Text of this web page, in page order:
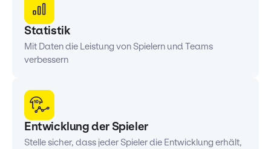
Statistik
Mit Daten die Leistung von Spielern und Teams
verbessern
Entwicklung der Spieler
Stelle sicher, dass jeder Spieler die Entwicklung erhält,